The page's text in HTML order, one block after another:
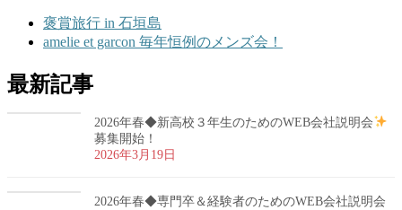
褒賞旅行 in 石垣島
amelie et garcon 毎年恒例のメンズ会！
最新記事
2026年春◆新高校３年生のためのWEB会社説明会
募集開始！
2026年3月19日
2026年春◆専門卒＆経験者のためのWEB会社説明会